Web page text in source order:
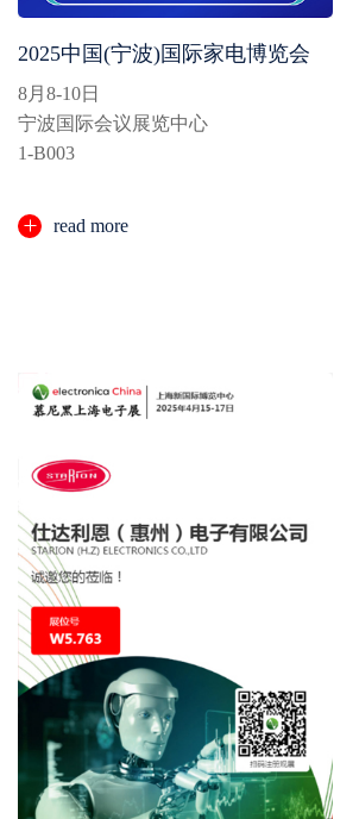
2025中国(宁波)国际家电博览会
8月8-10日
宁波国际会议展览中心
1-B003
read more